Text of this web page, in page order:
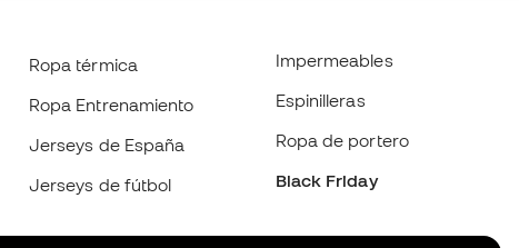
Ropa térmica
Ropa Entrenamiento
Jerseys de España
Jerseys de fútbol
Impermeables
Espinilleras
Ropa de portero
Black Friday